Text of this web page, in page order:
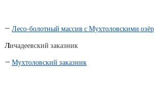
← Лесо-болотный массив с Мухтоловскими
Личадеевский заказник
→ Мухтоловский заказник